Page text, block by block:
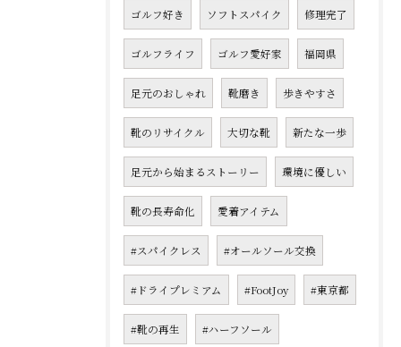
ゴルフ好き ソフトスパイク 修理完了
ゴルフライフ ゴルフ愛好家 福岡県
足元のおしゃれ 靴磨き 歩きやすさ
靴のリサイクル 大切な靴 新たな一歩
足元から始まるストーリー 環境に優しい
靴の長寿命化 愛着アイテム
#スパイクレス #オールソール交換
#ドライプレミアム #FootJoy #東京都
#靴の再生 #ハーフソール